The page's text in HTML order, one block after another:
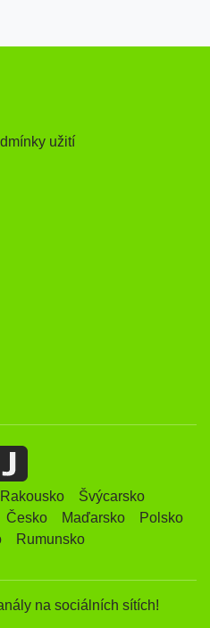
užití
Rakousko
Švýcarsko
Česko Maďarsko
Polsko
Rumunsko
na sociálních sítích!